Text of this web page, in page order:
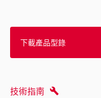
下載產品型錄
技術指南